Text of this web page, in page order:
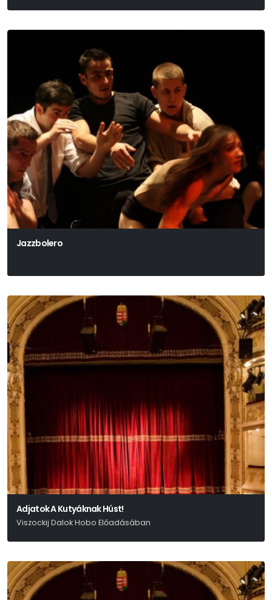
Jazzbolero
Adjatok A Kutyáknak Húst!
Viszockij Dalok Hobo Előadásában